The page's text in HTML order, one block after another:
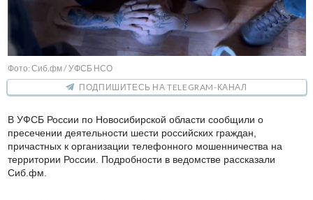
Фото: Сиб.фм / УФСБ НСО
ПОДПИШИТЕСЬ НА TELEGRAM-КАНАЛ
В УФСБ России по Новосибирской области сообщили о
пресечении деятельности шести российских граждан,
причастных к организации телефонного мошенничества на
территории России. Подробности в ведомстве рассказали
Сиб.фм.